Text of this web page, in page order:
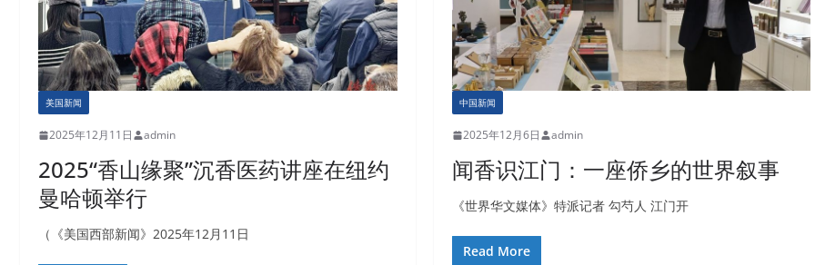
美国新闻
2025年12月11日 admin
2025“香山缘聚”沉香医药讲座在纽约
曼哈顿举行
（《美国西部新闻》2025年12月11日
中国新闻
2025年12月6日 admin
闻香识江门：一座侨乡的世界叙事
《世界华文媒体》特派记者 勾芍人 江门开
Read More